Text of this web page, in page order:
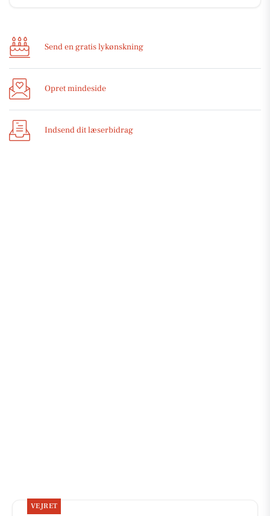
Send en gratis lykønskning
Opret mindeside
Indsend dit læserbidrag
VEJRET